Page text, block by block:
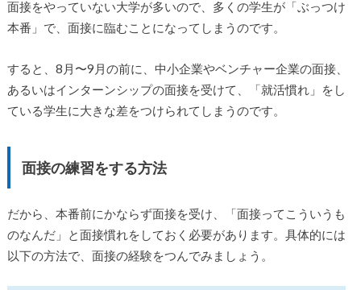
面接をやっていない大学が多いので、多くの学生が「ぶっつけ
本番」で、面接に臨むことになってしまうのです。
すると、8月〜9月の前に、中小企業やベンチャー企業の面接、
あるいはインターンシップの面接を受けて、「就活慣れ」をし
ている学生に大きな差をつけられてしまうのです。
面接の練習をする方法
だから、本番前にかならず面接を受け、「面接ってこういうも
のなんだ」と面接慣れをしておく必要があります。具体的には
以下の方法で、面接の経験をつんでみましょう。